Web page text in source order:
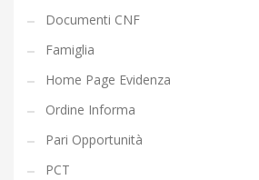
Documenti CNF
Famiglia
Home Page Evidenza
Ordine Informa
Pari Opportunità
PCT